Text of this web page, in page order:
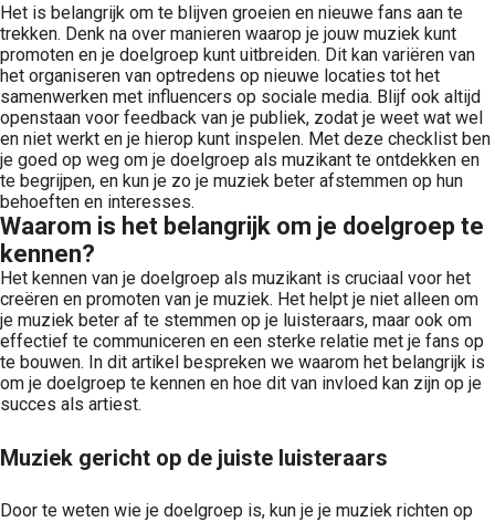
Het is belangrijk om te blijven groeien en nieuwe fans aan te
trekken. Denk na over manieren waarop je jouw muziek kunt
promoten en je doelgroep kunt uitbreiden. Dit kan variëren van
het organiseren van optredens op nieuwe locaties tot het
samenwerken met influencers op sociale media. Blijf ook altijd
openstaan voor feedback van je publiek, zodat je weet wat wel
en niet werkt en je hierop kunt inspelen. Met deze checklist ben
je goed op weg om je doelgroep als muzikant te ontdekken en
te begrijpen, en kun je zo je muziek beter afstemmen op hun
behoeften en interesses.
Waarom is het belangrijk om je doelgroep te
kennen?
Het kennen van je doelgroep als muzikant is cruciaal voor het
creëren en promoten van je muziek. Het helpt je niet alleen om
je muziek beter af te stemmen op je luisteraars, maar ook om
effectief te communiceren en een sterke relatie met je fans op
te bouwen. In dit artikel bespreken we waarom het belangrijk is
om je doelgroep te kennen en hoe dit van invloed kan zijn op je
succes als artiest.
Muziek gericht op de juiste luisteraars
Door te weten wie je doelgroep is, kun je je muziek richten op